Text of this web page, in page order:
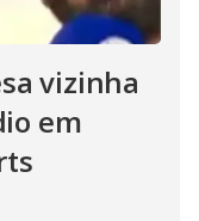
vizinha
em